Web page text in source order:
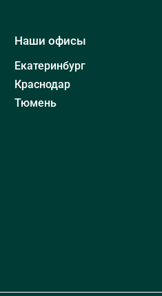
Наши офисы
Екатеринбург
Краснодар
Тюмень